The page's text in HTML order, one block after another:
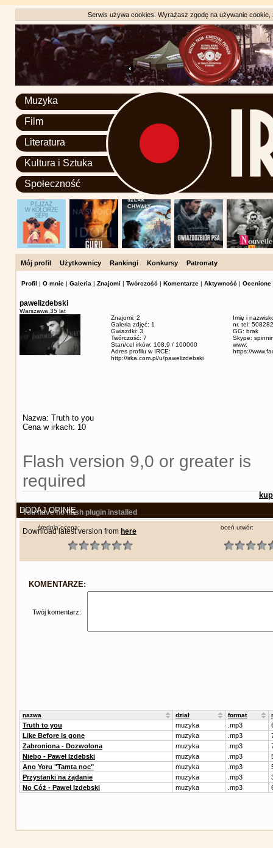
Serwis używa cookies. Wyrażasz zgodę na używanie
Muzyka
Film
Literatura
Kultura i Sztuka
Społeczność
Mój profil Użytkownicy Rankingi Konkursy Patronaty
Profil | O mnie | Galeria | Znajomi | Twórczość | Komentarze | Aktywność | Ocenione
pawelizdebski
Warszawa, 35 lat
Znajomi: 2
Galeria zdjęć: 1
Gwiazdki: 3
Twórczość: 7
Stan/cel irków: 108,9 / 100000
Adres profilu w IRCE:
http://irka.com.pl/u/pawelizdebski
Imię i
nr. tel:
GG: brak
Skype:
www:
https://
Nazwa: Truth to you
Cena w irkach: 10
Flash version 9,0 or greater is
required
You have no flash plugin installed
Download latest version from here
DODAJ OPINIĘ
średnia ocena: oceń utwór:
KOMENTARZE:
Twój komentarz:
nazwa dział format
Truth to you muzyka .mp3
Like Before is gone
muzyka .mp3
Zabroniona - Dozwolona
muzyka .mp3
Niebo - Paweł Izdebski
muzyka .mp3
Ano Yoru "Tamta noc"
muzyka .mp3
Przystanki na żądanie
muzyka .mp3
No Cóż - Paweł Izdebski
muzyka .mp3